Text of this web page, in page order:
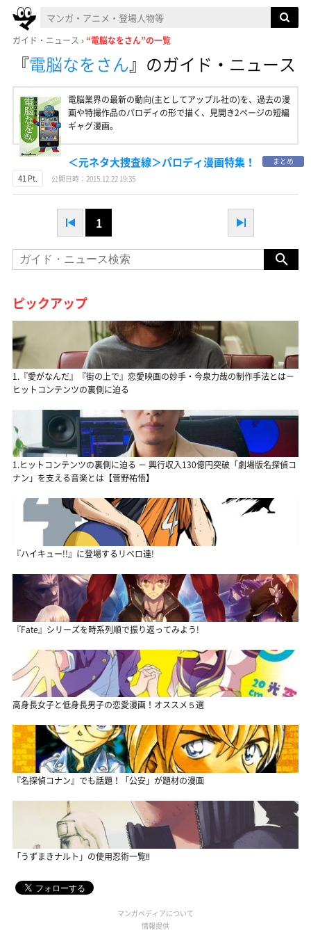
ガイド・ニュース “電脳なをさん”の一覧
『電脳なをさん』 のガイド・ニュース
電脳業界の最新の動向(主としてアップル社の)を、過去の漫
画や特撮作品のパロディの形で描く、見開き2ページの短編
ギャグ漫画。
＜元ネタ大捜査線＞パロディ漫画特集！ まとめ
41 Pt. 公開日時：2015.12.22 19:35
1
ピックアップ
1.『愛がなんだ』『街の上で』恋愛映画の妙手・今泉力哉の制作手法とは－
ヒットコンテンツの裏側に迫る
1.ヒットコンテンツの裏側に迫る － 興行収入130億円突破「劇場版名探偵コ
ナン」を支える音楽とは【菅野祐悟】
『ハイキュー!!』に登場するリベロ達!
『Fate』シリーズを時系列順で振り返ってみよう!
高身長女子と低身長男子の恋愛漫画！オススメ５選
『名探偵コナン』でも話題！「公安」が題材の漫画
「うずまきナルト」の使用忍術一覧‼
マンガペディアについて
情報提供